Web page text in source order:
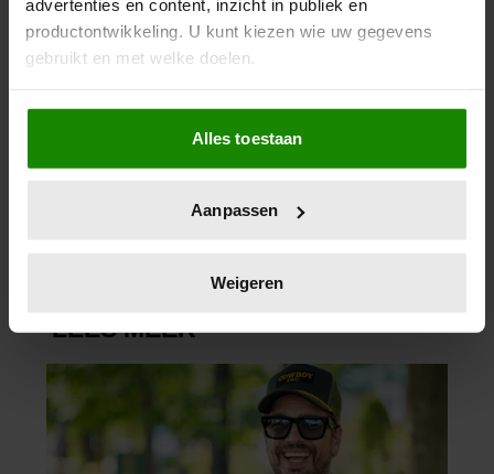
advertenties en content, inzicht in publiek en
productontwikkeling. U kunt kiezen wie uw gegevens
gebruikt en met welke doelen.
Als u het toestaat, willen we ook graag:
Informatie verzamelen over uw geografische
locatie, die tot een paar meter nauwkeurig kan zijn
scannen op specifieke eigenschappen (fingerprinting)
verwerkt en stel uw voorkeuren in het
intrekken in de Cookieverklaring.
We gebruiken cookies om content en advertenties te
personaliseren, om functies voor social media te bieden
en om ons websiteverkeer te analyseren. Ook delen we
informatie over uw gebruik van onze site met onze
Alles toestaan
Aanpassen
Weigeren
26/04/2026
ACCOMMODATIES IN DOKKUM
VOLGEBOEKT MET KONINGSDAG